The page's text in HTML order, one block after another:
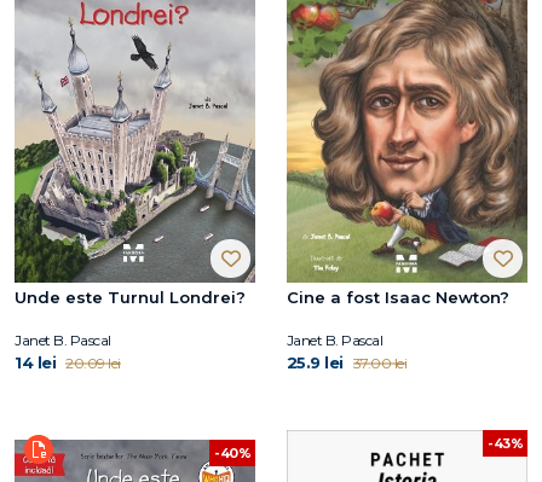
Unde este Turnul Londrei?
Janet B. Pascal
14 lei 20.09 lei
Cine a fost Isaac Newton?
Janet B. Pascal
25.9 lei 37.00 lei
-40%
-43%